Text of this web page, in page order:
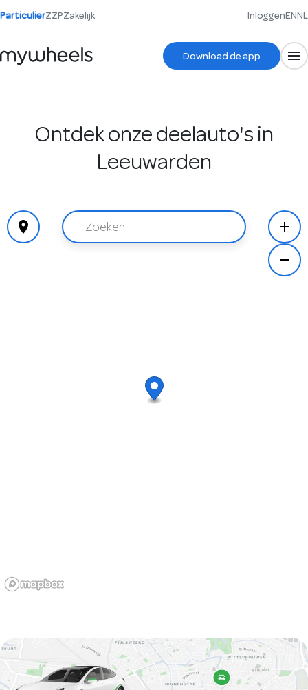
ParticulierZZPZakelijk InloggenENNL
Download de app
Ontdek onze deelauto's in
Leeuwarden